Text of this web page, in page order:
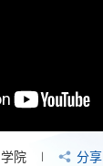
学院 分享